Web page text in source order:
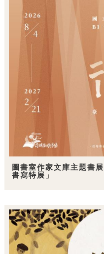
圖書室作家文庫主題書
書寫特展」